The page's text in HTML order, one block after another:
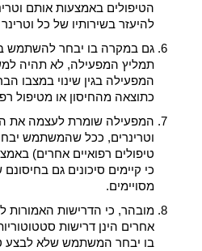
הטיפולים באמצעות אותם
להיעזר בשירותיו של כל וטרינר
גם במקרה בו יבחר להשתמש
תמליץ המפעילה, לא תהיה
המפעילה בגין שינוי במצבו
כתוצאה מהחיסון או מטיפול
המפעילה שומרת לעצמה את
וטרינרים, ככל שהמשתמש
טיפולים רפואיים אחרים)
כי קיימים סיכונים גם
מסויימים.
מובהר, כי הדרישות האמורות
אחרים הינן דרישות
בו יבחר המשתמש שלא לבצע